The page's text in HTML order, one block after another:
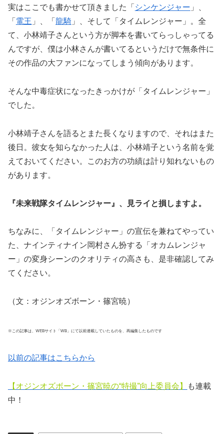
実はここでも書かせて頂きました「 シンケンジャー 」、
「 電王 」、「 龍騎 」、そして「タイムレンジャー」。全
て、小林靖子さんという方が脚本を書いてらっしゃってる
んですが、僕は小林さんが書いてるというだけで無条件に
その作品の大ファンになってしまう傾向があります。
そんな中毒症状になったきっかけが「タイムレンジャー」
でした。
小林靖子さんを語るとまた長くなりますので、それはまた
後日。彼女を知らなかった人は、小林靖子という名前を覚
えておいてください。このお方の功績は計り知れないもの
があります。
『未来戦隊タイムレンジャー』、見ライと損しますよ。
ちなみに、「タイムレンジャー」の宣伝を兼ねてやってい
た、ナインティナイン岡村さん扮する「オカムレンジャ
ー」の変身シーンのクオリティの高さも、是非確認してみ
てください。
（文：オジンオズボーン・篠宮暁）
※この記事は、WEBサイト「WB」にて以前連載していたものを、再編集したものです
以前の記事はこちらから
【オジンオズボーン ・篠宮暁の“特撮”向上委員会】
も連載
中！